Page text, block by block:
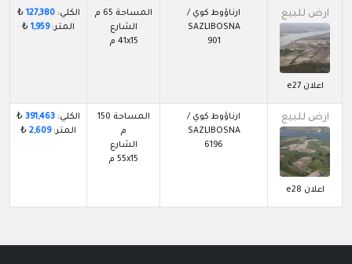
ارض للبيع
اعلان e27
ارناؤوط كوي /
SAZLIBOSNA
901
المساحة 65 م
الشارع
41x15 م
الكلي:127,380
₺
المتر:1,959
₺
ارض للبيع
اعلان e28
ارناؤوط كوي /
SAZLIBOSNA
6196
المساحة 150
م
الشارع
55x15 م
الكلي: 391,463
₺
المتر:2,609
₺